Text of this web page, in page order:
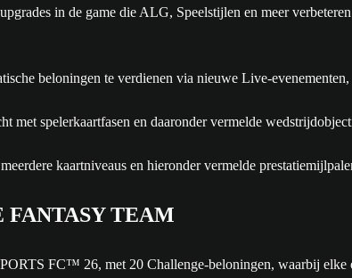
in de game die ALG, Speelstijlen en meer
beloningen te verdienen via nieuwe Live-
TEAM
FC™ 26, met 20 Challenge-beloningen, waarbij